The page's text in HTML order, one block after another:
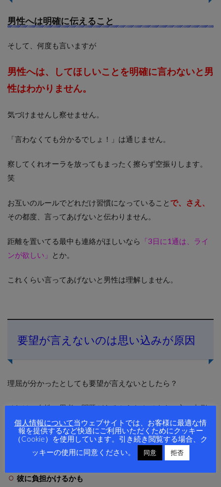
男性へは明確に伝えること
そして、何度も言いますが
男性へは、してほしいことを明確に言わないと男
性はわかりません。
気づけませんし察せません。
「言わなくても分かるでしょ！」は通じません。
察してくれオーラを放ってもまったく擦らず空振りします。
笑
お互いのルールでどれだけ習慣になっていること で、さえ、
その都度、言ってあげないと伝わりません。
距離を置いてる最中も連絡がほしいなら
「3日に1通は、ライ
ンが欲しい」
とか。
これくらい言ってあげないと男性は理解しません。
要望が言えないのは思い込みが原因
理屈が分かったとしても要望が言えないとしたら？
それは、女性の思考に問題があるからなんですよ。心の内側
を見ればわかります。
言ったら図々しい
彼に負担かけるかも
個人情報について当ウェブサイトでは、お客様に最適な情
報を提供するなど快適にご利用いただくためにクッキー
（Cookie）を使用しています。引き続き閲覧する場合、ク
ッキーの使用に同意ください。
同意 拒否